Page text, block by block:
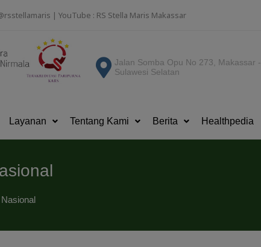
| YouTube : RS Stella Maris Makassar
Jalan Somba Opu No 273, Makassar -
Sulawesi Selatan
Layanan Tentang Kami Berita Healthpedia